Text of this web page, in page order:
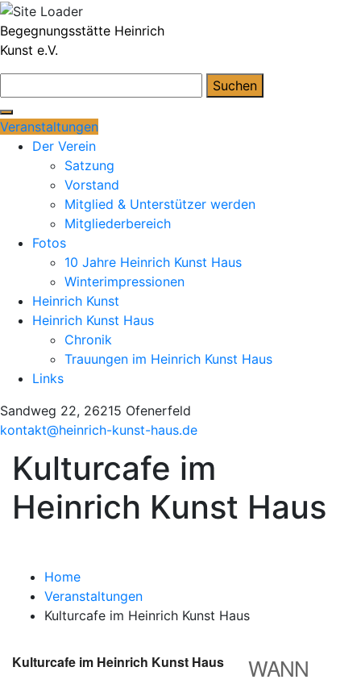
Skip
to
Begegnungsstätte Heinrich
Kunst e.V.
nach:
Veranstaltungen
Der Verein
Satzung
Vorstand
Mitglied & Unterstützer werden
Mitgliederbereich
Fotos
10 Jahre Heinrich Kunst Haus
Winterimpressionen
Heinrich Kunst
Heinrich Kunst Haus
Chronik
Trauungen im Heinrich Kunst Haus
Links
Sandweg 22, 26215 Ofenerfeld
kontakt@heinrich-kunst-haus.de
Kulturcafe im
Heinrich Kunst Haus
Home
Veranstaltungen
Kulturcafe im Heinrich Kunst Haus
WANN
Kulturcafe im Heinrich Kunst Haus